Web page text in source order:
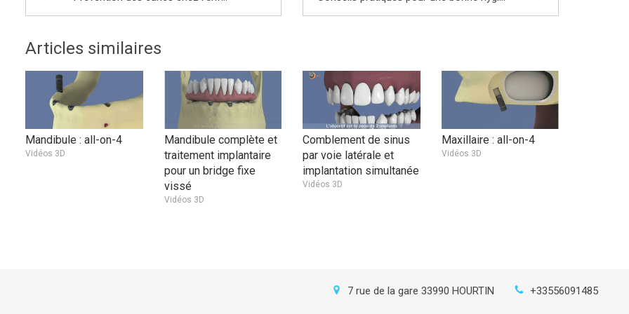
Articles similaires
Mandibule : all-on-4
Vidéos 3D
Mandibule complète et
traitement implantaire
pour un bridge fixe
vissé
Vidéos 3D
Comblement de sinus
par voie latérale et
implantation simultanée
Vidéos 3D
Maxillaire : all-on-4
Vidéos 3D
7 rue de la gare 33990 HOURTIN +33556091485